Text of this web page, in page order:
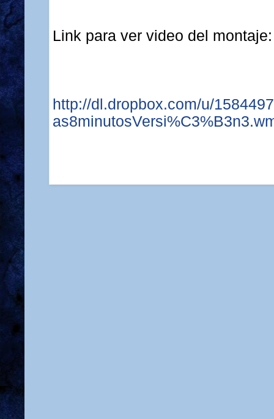
Link para ver video del montaje:
http://dl.dropbox.com/u/